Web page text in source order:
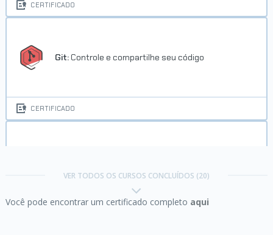
CERTIFICADO
Git: Controle e compartilhe seu código
CERTIFICADO
VER TODOS OS CURSOS CONCLUÍDOS (20)
Você pode encontrar um certificado completo aqui